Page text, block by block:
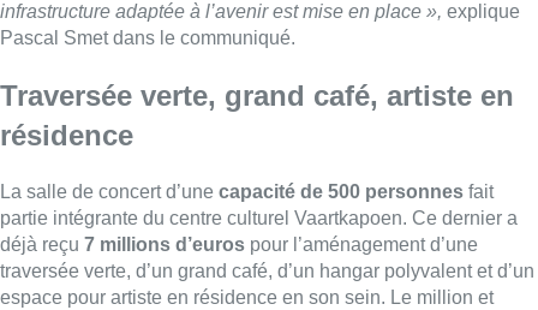
infrastructure adaptée à l’avenir est mise en place », explique
Pascal Smet dans le communiqué.
Traversée verte, grand café, artiste en
résidence
La salle de concert d’une capacité de 500 personnes fait
partie intégrante du centre culturel Vaartkapoen. Ce dernier a
déjà reçu 7 millions d’euros pour l’aménagement d’une
traversée verte, d’un grand café, d’un hangar polyvalent et d’un
espace pour artiste en résidence en son sein. Le million et